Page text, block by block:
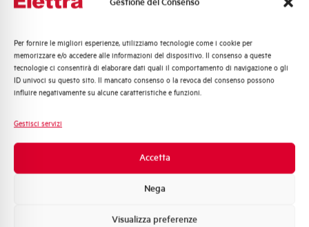
Per fornire le migliori esperienze, utilizziamo tecnologie come i cookie per
memorizzare e/o accedere alle informazioni del dispositivo. Il consenso a queste
tecnologie ci consentirà di elaborare dati quali il comportamento di navigazione o gli
ID univoci su questo sito. Il mancato consenso o la revoca del consenso possono
influire negativamente su alcune caratteristiche e funzioni.
Gestisci servizi
Accetta
Nega
Visualizza preferenze
(A)
Adatto al sezionamento
secondo EN 60947-2
SI
Temperatura di impiego
Quali argomenti ti interessano di più?
Distribuzione di Energia
Automazione Industriale
Sistema Quadri
Promozioni e offerte
Formazione tecnica
Voglio ricevere aggiornamenti, novità di